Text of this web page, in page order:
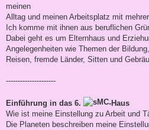
meinen
Alltag und meinen Arbeitsplatz mit
Ich komme mit ihnen aus beruflichen
Dabei geht es um Elternhaus und
Angelegenheiten wie Themen der
Reisen, fremde Länder, Sitten und
---------------------
Einführung in das 6.
-Haus
Wie ist meine Einstellung zu Arbeit und
Die Planeten beschreiben meine